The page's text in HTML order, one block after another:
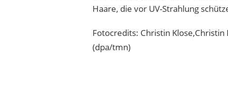
Haare, die vor UV-Strahlung
Fotocredits: Christin Klose,Christin
(dpa/tmn)